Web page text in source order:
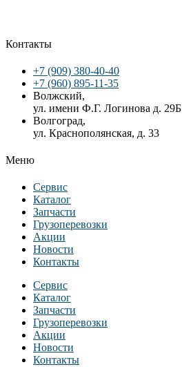
Контакты
+7 (909) 380-40-40
+7 (960) 895-11-35
Волжский,
ул. имени Ф.Г. Логинова д. 29Б
Волгоград,
ул. Краснополянская, д. 33
Меню
Сервис
Каталог
Запчасти
Грузоперевозки
Акции
Новости
Контакты
Сервис
Каталог
Запчасти
Грузоперевозки
Акции
Новости
Контакты